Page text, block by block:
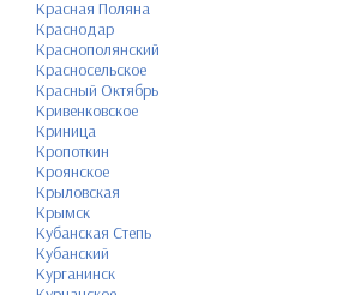
Красная Поляна
Краснодар
Краснополянский
Красносельское
Красный Октябрь
Кривенковское
Криница
Кропоткин
Кроянское
Крыловская
Крымск
Кубанская Степь
Кубанский
Курганинск